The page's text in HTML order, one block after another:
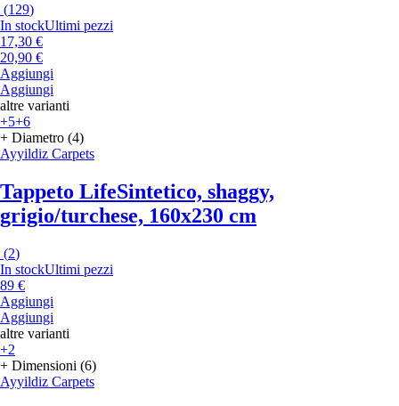
(129)
In stockUltimi pezzi
17,30 €
20,90 €
Aggiungi
Aggiungi
altre varianti
+5+6
+ Diametro (4)
Ayyildiz Carpets
Tappeto LifeSintetico, shaggy,
grigio/turchese, 160x230 cm
(2)
In stockUltimi pezzi
89 €
Aggiungi
Aggiungi
altre varianti
+2
+ Dimensioni (6)
Ayyildiz Carpets